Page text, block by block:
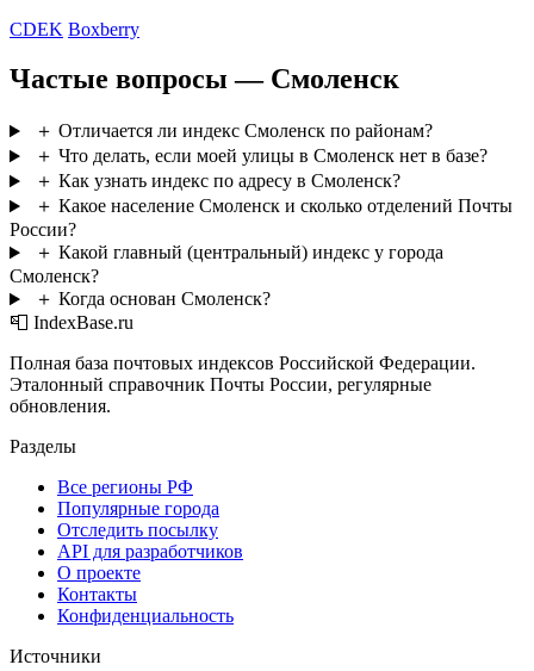
CDEK Boxberry
Частые вопросы — Смоленск
＋ Отличается ли индекс Смоленск по районам?
＋ Что делать, если моей улицы в Смоленск нет в базе?
＋ Как узнать индекс по адресу в Смоленск?
＋ Какое население Смоленск и сколько отделений Почты
России?
＋ Какой главный (центральный) индекс у города
Смоленск?
＋ Когда основан Смоленск?
📮 IndexBase.ru
Полная база почтовых индексов Российской Федерации.
Эталонный справочник Почты России, регулярные
обновления.
Разделы
Все регионы РФ
Популярные города
Отследить посылку
API для разработчиков
О проекте
Контакты
Конфиденциальность
Источники